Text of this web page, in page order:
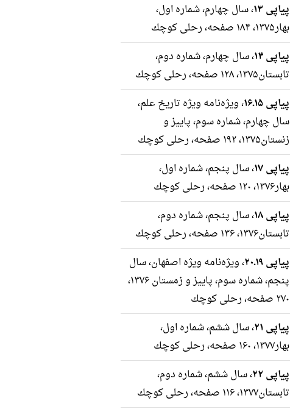
پیاپی ۱۳
، سال چهارم، شماره اول،
بهار۱۳۷۵، ۱۸۴ صفحه، رحلى كوچك
پیاپی ۱۴
، سال چهارم، شماره دوم،
تابستان۱۳۷۵، ۱۲۸ صفحه، رحلى كوچك
پیاپی ۱۵ـ۱۶
، ویژه‌نامه ویژه تاریخ علم،
سال چهارم، شماره سوم، پاییز و
زنستان۱۳۷۵، ۱۹۲ صفحه، رحلى كوچك
پیاپی ۱۷
، سال پنجم، شماره اول،
بهار۱۳۷۶، ۱۲۰ صفحه، رحلى كوچك
پیاپی ۱۸
، سال پنجم، شماره دوم،
تابستان۱۳۷۶، ۱۳۶ صفحه، رحلى كوچك
پیاپی ۱۹ـ۲۰
، ویژه‌نامه ویژه اصفهان، سال
پنجم، شماره سوم، پاییز و زمستان ۱۳۷۶،
۲۷۰ صفحه، رحلى كوچك
پیاپی ۲۱
، سال ششم، شماره اول،
بهار۱۳۷۷، ۱۶۰ صفحه، رحلى كوچك
پیاپی ۲۲
، سال ششم، شماره دوم،
تابستان۱۳۷۷، ۱۱۶ صفحه، رحلى كوچك